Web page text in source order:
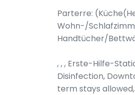
Parterre:
Wohn-/
Handtücher/
, , , Erste-Hilfe-
Disinfection,
term stays